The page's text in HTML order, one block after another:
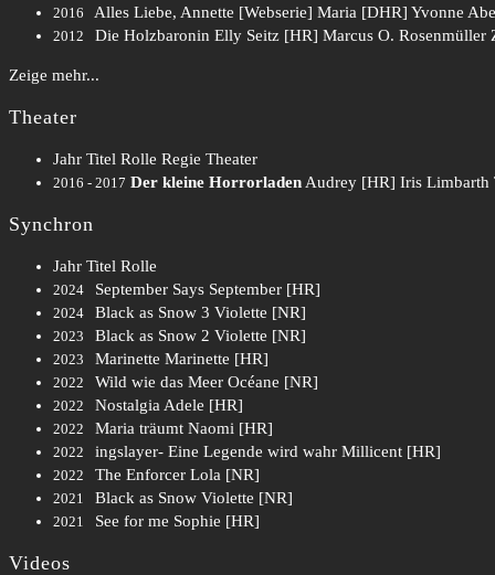
2016 Alles Liebe, Annette [Webserie] Maria [DHR] Yvonne
2012 Die Holzbaronin Elly Seitz [HR] Marcus O. Rosenmüller
Zeige mehr...
Theater
Jahr Titel Rolle Regie Theater
2016 - 2017 Der kleine Horrorladen Audrey [HR] Iris Limbarth
Synchron
Jahr Titel Rolle
2024 September Says September [HR]
2024 Black as Snow 3 Violette [NR]
2023 Black as Snow 2 Violette [NR]
2023 Marinette Marinette [HR]
2022 Wild wie das Meer Océane [NR]
2022 Nostalgia Adele [HR]
2022 Maria träumt Naomi [HR]
2022 ingslayer- Eine Legende wird wahr Millicent [HR]
2022 The Enforcer Lola [NR]
2021 Black as Snow Violette [NR]
2021 See for me Sophie [HR]
Videos